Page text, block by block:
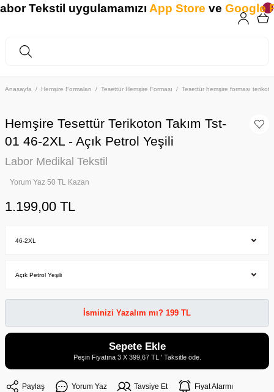
Anasayfa Hemşire Formaları Tesettür Hemşire Forması Tesettür hemşire forması
Hemşire Tesettür Terikoton Takım Tst-
01 46-2XL - Açık Petrol Yeşili
Labor Medikal Tekstil
Yorum Yaz 50 TL Kazan
1.199,00 TL
İsminizi Yazalım mı? 199 TL
Sepete Ekle
Peşin Fiyatına 3 X 399,67 TL ' Taksitle öde.
Paylaş Yorum Yaz Tavsiye Et Fiyat Alarmı
Tekstil uygulamamızıApp StoreveGoogle